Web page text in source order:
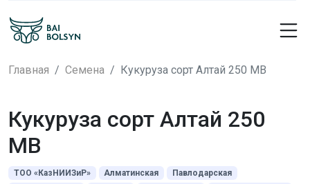
Главная Семена Кукуруза сорт Алтай 250 МВ
Кукуруза сорт Алтай 250
МВ
ТОО «КазНИИЗиР» Алматинская
Павлодарская